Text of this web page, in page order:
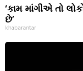
‘કામ માંગીએ તો
છે’
khabarantar